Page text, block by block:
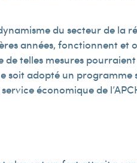
du secteur de la
années, fonctionnent
telles mesures
soit adopté un
économique de